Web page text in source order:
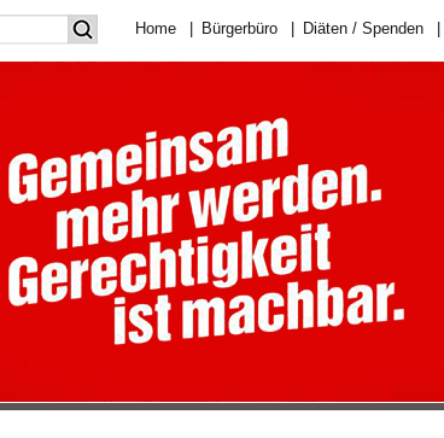
Home Bürgerbüro Diäten / Spenden